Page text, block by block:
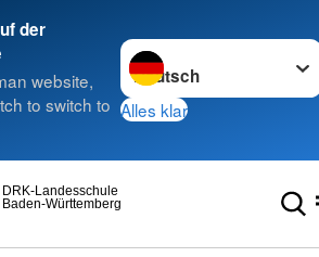
der
website,
to switch to
Sprache wechseln zu
Alles klar
Baden-Württemberg
DRK-Landesschule